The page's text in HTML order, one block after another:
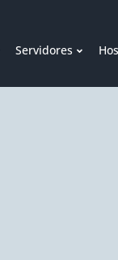
Servidores